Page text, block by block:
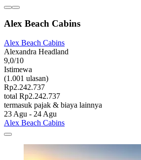
Alex Beach Cabins
Alex Beach Cabins
Alexandra Headland
9,0/10
Istimewa
(1.001 ulasan)
Rp2.242.737
total Rp2.242.737
termasuk pajak & biaya lainnya
23 Agu - 24 Agu
Alex Beach Cabins